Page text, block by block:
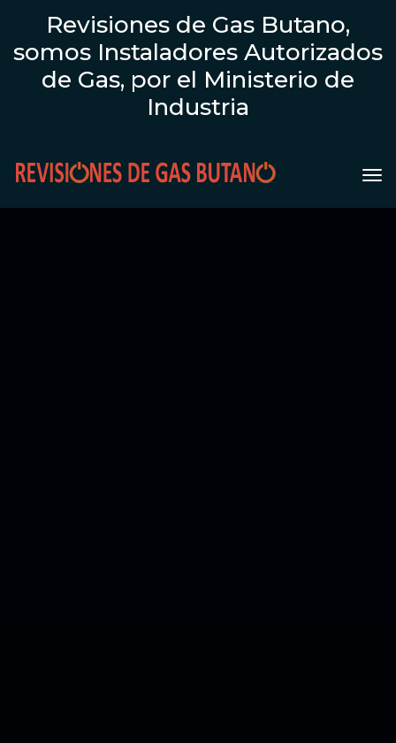
Revisiones de Gas Butano,
somos Instaladores Autorizados
de Gas, por el Ministerio de
Industria